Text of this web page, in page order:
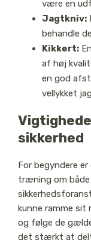
være en
Jagtkniv:
behandle
Kikkert:
af høj
en god
vellykket
sikkerhed
For begyndere
træning om
kunne ramme sit
og følge de
det stærkt at